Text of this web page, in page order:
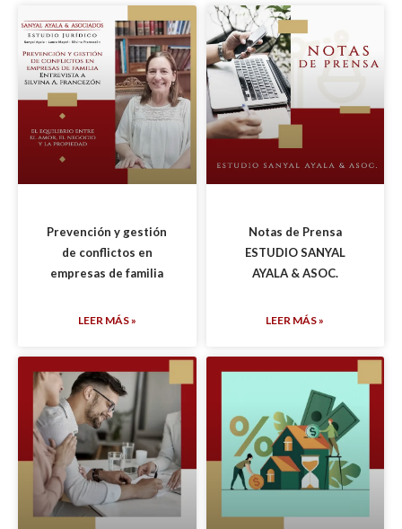
Prevención y gestión
de conflictos en
empresas de familia
LEER MÁS »
Notas de Prensa
ESTUDIO SANYAL
AYALA & ASOC.
LEER MÁS »